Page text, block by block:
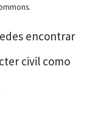
encontrar
civil como